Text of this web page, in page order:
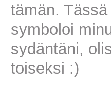
tämän.
symboloi
sydäntäni,
toiseksi :)